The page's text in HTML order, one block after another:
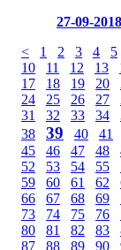
27-09-2018
<
1 2 3 4 5
10
11 12 13
17
18 19 20
24
25 26 27
31
32 33 34
38
39 40 41
45
46 47 48
52
53 54 55
59
60 61 62
66
67 68 69
73
74 75 76
80
81 82 83
87
88 89 90